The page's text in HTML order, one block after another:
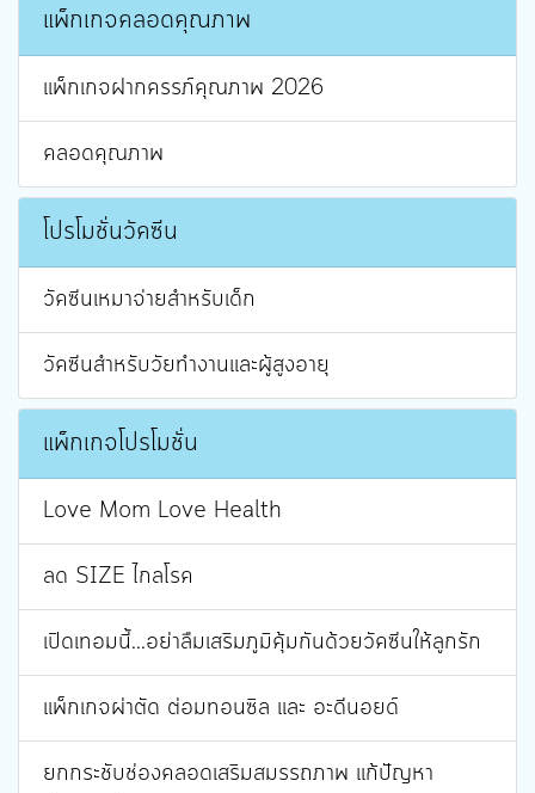
แพ็กเกจคลอดคุณภาพ
แพ็กเกจฝากครรภ์คุณภาพ 2026
คลอดคุณภาพ
โปรโมชั่นวัคซีน
วัคซีนเหมาจ่ายสำหรับเด็ก
วัคซีนสำหรับวัยทำงานและผู้สูงอายุ
แพ็กเกจโปรโมชั่น
Love Mom Love Health
ลด SIZE ไกลโรค
เปิดเทอมนี้...อย่าลืมเสริมภูมิคุ้มกันด้วยวัคซีนให้ลูกรัก
แพ็กเกจผ่าตัด ต่อมทอนซิล และ อะดีนอยด์
ยกกระชับช่องคลอดเสริมสมรรถภาพ แก้ปัญหา